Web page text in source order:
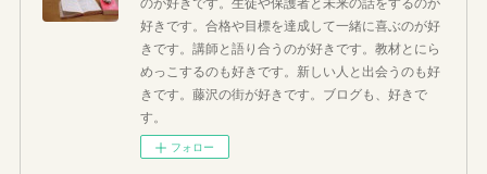
好きです。合格や目標を達成して一緒に喜ぶのが好
きです。講師と語り合うのが好きです。教材とにら
めっこするのも好きです。新しい人と出会うのも好
きです。藤沢の街が好きです。ブログも、好きで
す。
フォロー